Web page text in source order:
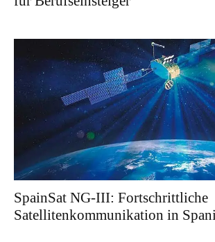
SpainSat NG-III: Fortschrittliche
Satellitenkommunikation in